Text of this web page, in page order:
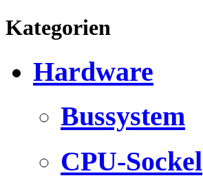
Kategorien
Hardware
Bussystem
CPU-Sockel